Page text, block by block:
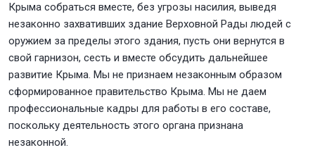
Крыма собраться вместе, без угрозы насилия, выведя
незаконно захвативших здание Верховной Рады людей с
оружием за пределы этого здания, пусть они вернутся в
свой гарнизон, сесть и вместе обсудить дальнейшее
развитие Крыма. Мы не признаем незаконным образом
сформированное правительство Крыма. Мы не даем
профессиональные кадры для работы в его составе,
поскольку деятельность этого органа признана
незаконной.